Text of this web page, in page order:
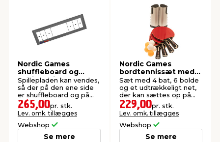
Nordic Games
shuffleboard og
curling 2-i-1
Spillepladen kan vendes,
så der på den ene side
er shuffleboard og på
den anden curling. Der
medfølger 4 røde og 4
blå pucks.
265,00pr. stk.
Lev. omk. tillægges
Webshop
Se mere
Nordic Games
bordtennissæt med
net og 4 bat
Sæt med 4 bat, 6 bolde
og et udtrækkeligt net,
der kan sættes op på
borde op til B: 190 cm.
229,00pr. stk.
Lev. omk. tillægges
Webshop
Se mere